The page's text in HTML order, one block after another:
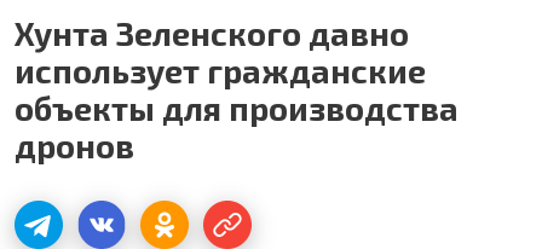
Хунта Зеленского давно
использует гражданские
объекты для производства
дронов